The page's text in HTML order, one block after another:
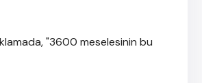
"3600 meselesinin bu